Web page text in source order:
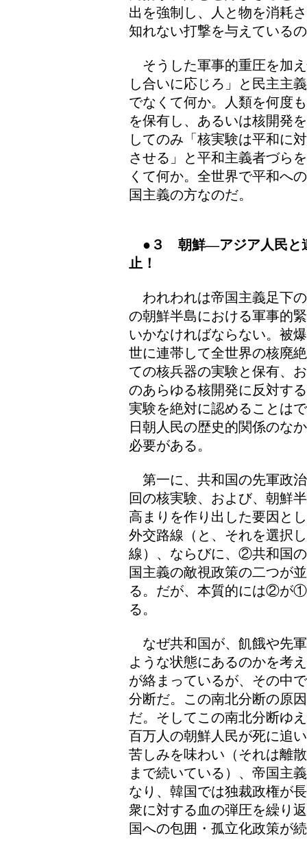
出を強制し、人と物を消耗
知れない打撃を与えている
そうした軍事的重圧を加
し合いに応じろ」と民主主
でなくて何か。人類を何度
を保有し、あるいは核開発
してのみ「核実験は平和に
させる」と平和主義者づら
くて何か。全世界で平和へ
国主義の方なのだ。
●３ 朝鮮―アジア人民と
止！
われわれは帝国主義足下
の朝鮮半島における軍事的
いかなければならない。被
世に連帯して全世界の核廃
ての核兵器の実験と保有、
のあらゆる核開発に反対す
実験を絶対に認めることは
日朝人民の歴史的関係のな
必要がある。
第一に、共和国の先軍政
回の核実験、および、朝鮮
高まりを作り出した要因と
外交路線（と、それを選択
線）、ならびに、②共和国
国主義の敵視政策の二つが
る。だが、本質的には②が
る。
なぜ共和国が、飢餓や先
ような状態にあるのかを考
が絡まっているが、その中
分断だ。この南北分断の原
だ。そしてこの南北分断ゆ
百万人の朝鮮人民が死に追
苦しみを味わい（それは離
まで続いている）、帝国主
なり、韓国では独裁政権が
衆に対する血の弾圧を繰り
国への包囲・孤立化政策が